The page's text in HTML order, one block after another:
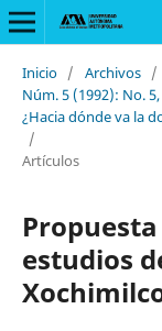
Inicio / Archivos /
Núm. 5 (1992): No.
¿Hacia dónde va la
/
Artículos
estudios